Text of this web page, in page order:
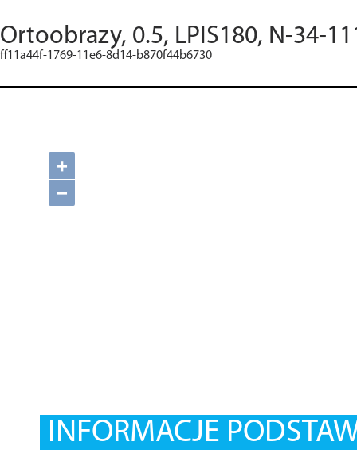
Ortoobrazy, 0.5, LPIS180, N-34-
ff11a44f-1769-11e6-8d14-b870f44b6730
+
−
INFORMACJE